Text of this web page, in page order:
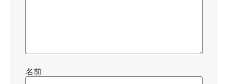
名前